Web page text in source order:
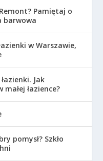
Pamiętaj o
barwowa
w Warszawie,
Jak
łazience?
pomysł? Szkło